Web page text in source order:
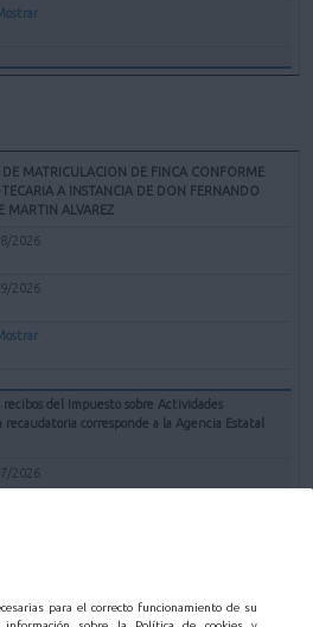
para el correcto funcionamiento de su
MATRICULACION DE FINCA CONFORME
A INSTANCIA DE DON FERNANDO
MARTIN ALVAREZ
2026
2026
del Impuesto sobre Actividades
recaudatoria corresponde a la Agencia Estatal
2026